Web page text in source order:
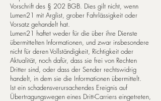
Vorschrift des § 202 BGB. Dies gilt nicht, wenn
Lumen21 mit Arglist, grober Fahrlässigkeit oder
Vorsatz gehandelt hat.
Lumen21 haftet weder für die über ihre Dienste
übermittelten Informationen, und zwar insbesondere
nicht für de­ren Vollständigkeit, Richtigkeit oder
Aktualität, noch dafür, dass sie frei von Rechten
Dritter sind, oder dass der Sender rechtswidrig
handelt, in dem sie die Informationen übermittelt.
Ist ein schadensverursachendes Ereignis auf
Übertragungswegen eines Dritt-Carriers eingetreten,